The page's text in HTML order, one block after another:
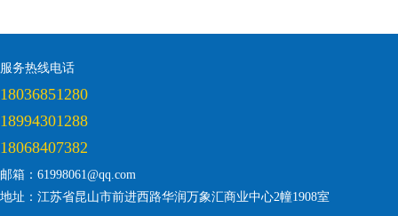
服务热线电话
18036851280
18994301288
18068407382
邮箱：61998061@qq.com
地址：江苏省昆山市前进西路华润万象汇商业中心2幢1908室